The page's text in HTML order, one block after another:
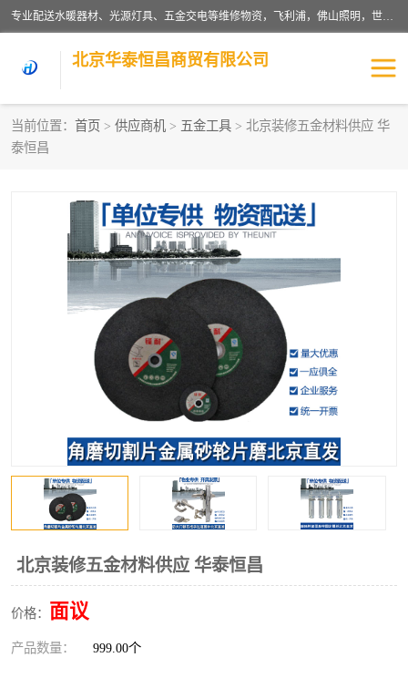
专业配送水暖器材、光源灯具、五金交电等维修物资，飞利浦，佛山照明，世达，博世，九牧，特陶等各产品涉及国内外知名品牌。公司专注与物业、学校、酒店、工厂等单位合作，提供一站式配送服务，降低客户综合成本。依托电子商务改变传统模式，以专业的团队为客户提供24H物资配送到达，货到月结、统一开票，便捷退换等服务，提高了企业的运营效率。
北京华泰恒昌商贸有限公司
当前位置： 首页 > 供应商机 > 五金工具 > 北京装修五金材料供应 华
泰恒昌
北京装修五金材料供应 华泰恒昌
价格： 面议
产品数量： 999.00个
水暖阀门
五金工具 涂料辅材